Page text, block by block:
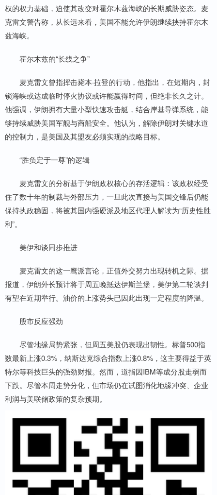
权的权力基础，迫使其改变对霍尔木兹海峡的长期威胁姿态。麦
克雷文警告称，从长远来看，美国不能允许伊朗继续挟持霍尔木
兹海峡。
霍尔木兹的“长线之争”
麦克雷文曾指挥击毙本·拉登的行动，他指出，在短期内，封
锁海峡或达成临时停火协议或许能赢得时间，但绝非长久之计。
他强调，伊朗拥有大量小型快速攻击艇，结合岸基导弹系统，能
够持续威胁美国军舰与商船安全。他认为，解除伊朗对关键水道
的控制力，是美国及其盟友必须实现的战略目标。
“胜负定于一尊”的逻辑
麦克雷文的分析基于伊朗政权核心的存活逻辑：该政权经受
住了数十年的制裁与外部压力，一旦此次直接与美国交锋后仍能
保持执政稳固，将被其国内强硬派及地区代理人解读为“历史性胜
利”。
美伊和谈同步推进
麦克雷文的这一鹰派言论，正值外交努力出现转机之际。据
报道，伊朗外长预计将于周五晚抵达伊斯兰堡，美伊第二轮谈判
有望在近期举行。油价的上涨势头已因此出现一定程度的降温。
股市反应强劲
尽管地缘局势紧张，但周五美股仍表现出韧性。标普500指
数最新上涨0.3%，纳斯达克综合指数上涨0.8%，这主要得益于英
特尔等科技巨头的强劲财报。然而，道指因IBM等成分股走弱而
下跌。尽管本周走势分化，但市场仍在试图消化地缘冲突、企业
利润与美联储政策的复杂预期。